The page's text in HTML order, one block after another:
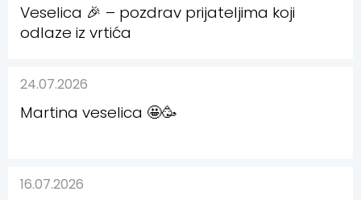
Veselica 🎉 – pozdrav prijateljima koji
odlaze iz vrtića
24.07.2026
Martina veselica 🤩🥳
16.07.2026